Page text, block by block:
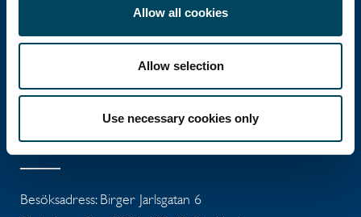
Allow all cookies
Allow selection
Use necessary cookies only
Catella är en ledande specialist inom
fastighetsinvesteringar med verksamhet i 12
länder.
Huvudkontor
Besöksadress: Birger Jarlsgatan 6